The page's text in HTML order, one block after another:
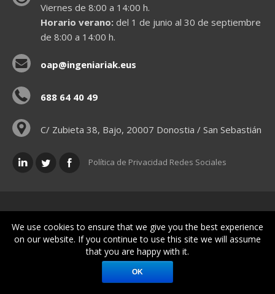
Viernes de 8:00 a 14:00 h.
Horario verano:del 1 de junio al 30 de septiembre
de 8:00 a 14:00 h.
oap@ingeniariak.eus
688 64 40 49
C/ Zubieta 38, Bajo, 20007 Donostia / San Sebastián
Política de Privacidad Redes Sociales
Políticas legales
© Gipuzkoako Industri Ingeniariaren Elkargo Ofiziala - Colegio
Oficial de Ingenieros Industriales de Gipuzkoa
We use cookies to ensure that we give you the best experience
on our website. If you continue to use this site we will assume
that you are happy with it.
OK